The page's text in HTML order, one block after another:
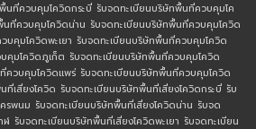
นที่ควบคุมโควิดกระบี่ รับจดทะเบียนบริษัทพื้นที่ควบคุมโค
นที่ควบคุมโควิดน่าน รับจดทะเบียนบริษัทพื้นที่ควบคุมโควิด
บคุมโควิดพะเยา รับจดทะเบียนบริษัทพื้นที่ควบคุมโควิด
คุมโควิดภูเก็ต รับจดทะเบียนบริษัทพื้นที่ควบคุมโควิด
ควบคุมโควิดแพร่ รับจดทะเบียนบริษัทพื้นที่ควบคุมโควิด
ที่เสี่ยงโควิด รับจดทะเบียนบริษัทพื้นที่เสี่ยงโควิดกระบี่ รับ
รพนม รับจดทะเบียนบริษัทพื้นที่เสี่ยงโควิดน่าน รับจด
ฬ รับจดทะเบียนบริษัทพื้นที่เสี่ยงโควิดพะเยา รับจดทะเบียน